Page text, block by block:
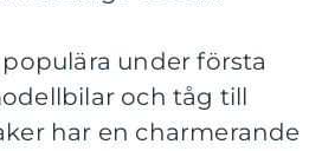
under första
och tåg till
har en charmerande